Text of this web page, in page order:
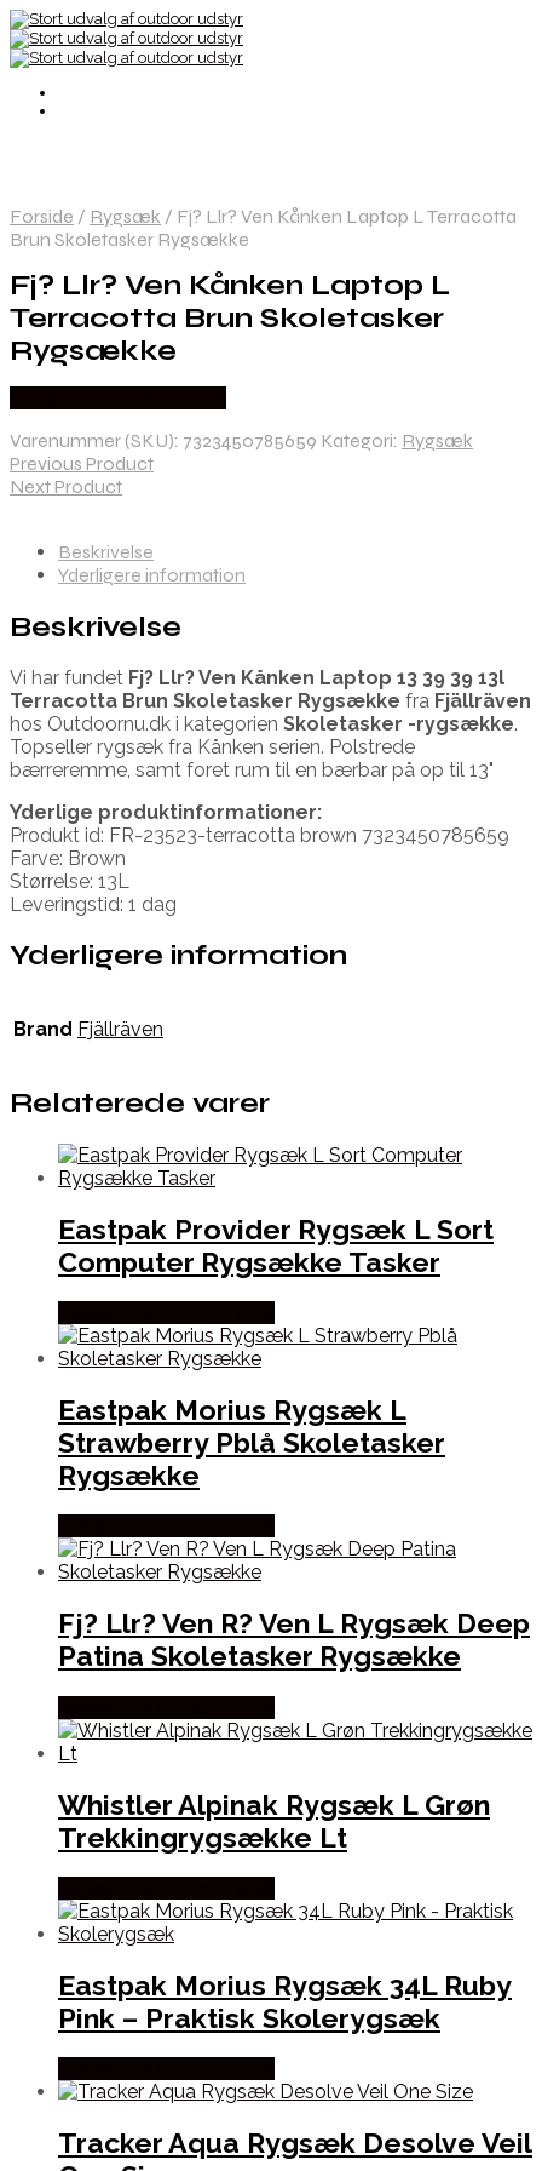
Forside / Rygsæk / Fj? Llr? Ven Kånken Laptop L Terracotta
Brun Skoletasker Rygsække
Fj? Llr? Ven Kånken Laptop L
Terracotta Brun Skoletasker
Rygsække
Varenummer (SKU): 7323450785659 Kategori: Rygsæk
Previous Product
Next Product
Beskrivelse
Yderligere information
Beskrivelse
Vi har fundet Fj? Llr? Ven Kånken Laptop 13 39 39 13l
Terracotta Brun Skoletasker Rygsække fra Fjällräven
hos Outdoornu.dk i kategorien Skoletasker -rygsække.
Topseller rygsæk fra Kånken serien. Polstrede
bærreremme, samt foret rum til en bærbar på op til 13"
Yderlige produktinformationer:
Produkt id: FR-23523-terracotta brown 7323450785659
Farve: Brown
Størrelse: 13L
Leveringstid: 1 dag
Yderligere information
Brand Fjällräven
Relaterede varer
Eastpak Provider Rygsæk L Sort
Computer Rygsække Tasker
Eastpak Morius Rygsæk L
Strawberry Pblå Skoletasker
Rygsække
Fj? Llr? Ven R? Ven L Rygsæk Deep
Patina Skoletasker Rygsække
Whistler Alpinak Rygsæk L Grøn
Trekkingrygsække Lt
Eastpak Morius Rygsæk 34L Ruby
Pink – Praktisk Skolerygsæk
Tracker Aqua Rygsæk Desolve Veil